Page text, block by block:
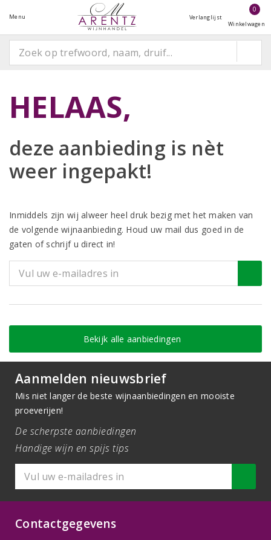
Menu Verlanglijst
0
Winkelwagen
HELAAS,
deze aanbieding is nèt
weer ingepakt!
Inmiddels zijn wij alweer heel druk bezig met het maken van
de volgende wijnaanbieding. Houd uw mail dus goed in de
gaten of schrijf u direct in!
Bekijk alle aanbiedingen
Aanmelden nieuwsbrief
Mis niet langer de beste wijnaanbiedingen en mooiste
proeverijen!
De scherpste aanbiedingen
Handige wijn en spijs tips
Contactgegevens